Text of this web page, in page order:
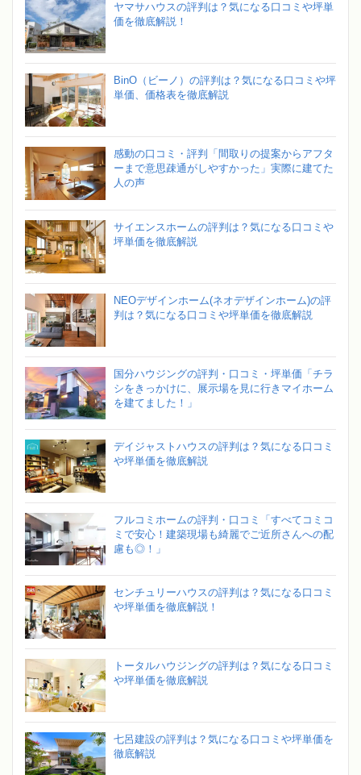
ヤマサハウスの評判は？気になる口コミや坪単
価を徹底解説！
BinO（ビーノ）の評判は？気になる口コミや坪
単価、価格表を徹底解説
感動の口コミ・評判「間取りの提案からアフタ
ーまで意思疎通がしやすかった」実際に建てた
人の声
サイエンスホームの評判は？気になる口コミや
坪単価を徹底解説
NEOデザインホーム(ネオデザインホーム)の評
判は？気になる口コミや坪単価を徹底解説
国分ハウジングの評判・口コミ・坪単価「チラ
シをきっかけに、展示場を見に行きマイホーム
を建てました！」
デイジャストハウスの評判は？気になる口コミ
や坪単価を徹底解説
フルコミホームの評判・口コミ「すべてコミコ
ミで安心！建築現場も綺麗でご近所さんへの配
慮も◎！」
センチュリーハウスの評判は？気になる口コミ
や坪単価を徹底解説！
トータルハウジングの評判は？気になる口コミ
や坪単価を徹底解説
七呂建設の評判は？気になる口コミや坪単価を
徹底解説